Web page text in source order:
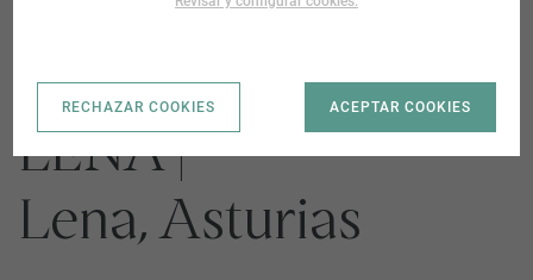
SITO EN POLA DE
LENA |
Lena, Asturias
RECHAZAR COOKIES ACEPTAR COOKIES